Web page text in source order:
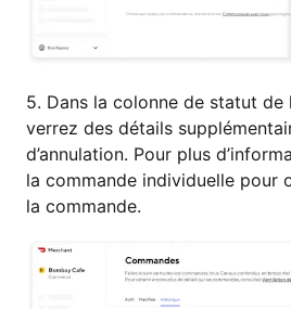
5. Dans la colonne de statut de
verrez des détails
d’annulation. Pour plus
la commande individuelle pour
la commande.